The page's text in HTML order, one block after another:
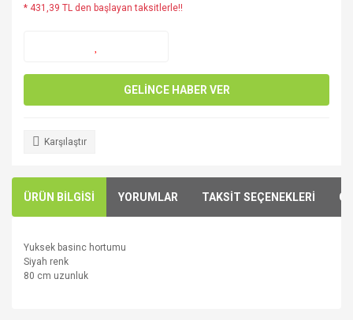
* 431,39 TL den başlayan taksitlerle!!
GELİNCE HABER VER
Karşılaştır
ÜRÜN BİLGİSİ YORUMLAR TAKSİT SEÇENEKLERİ
Yuksek basinc hortumu
Siyah renk
80 cm uzunluk